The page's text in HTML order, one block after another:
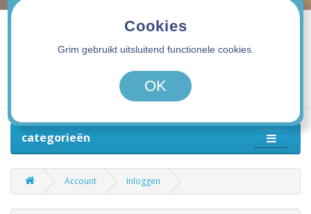
0 product(en) - 0,00€
categorieën
Account Inloggen
Cookies
Grim gebruikt uitsluitend functionele cookies.
OK